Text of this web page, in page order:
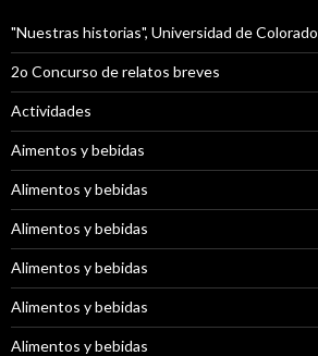
"Nuestras historias", Universidad de Colorado
2o Concurso de relatos breves
Actividades
Aimentos y bebidas
Alimentos y bebidas
Alimentos y bebidas
Alimentos y bebidas
Alimentos y bebidas
Alimentos y bebidas